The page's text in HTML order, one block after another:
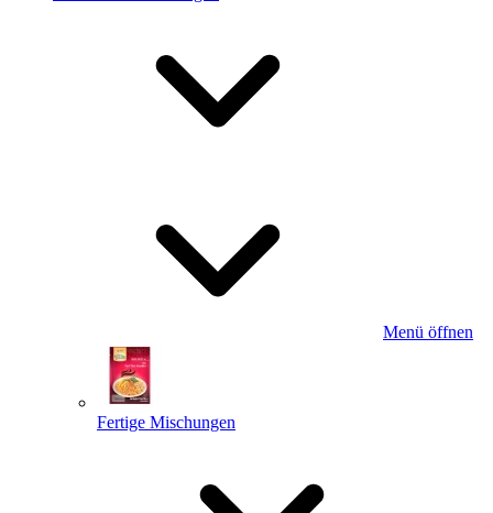
Menü öffnen
Fertige Mischungen